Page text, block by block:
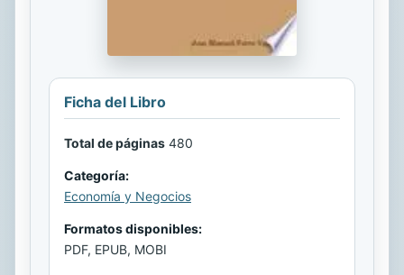
Ficha del Libro
Total de páginas 480
Categoría:
Economía y Negocios
Formatos disponibles:
PDF, EPUB, MOBI